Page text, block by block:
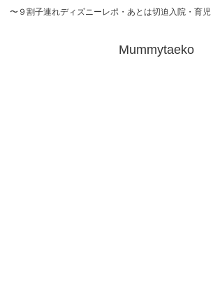
〜９割子連れディズニーレポ・あとは切迫入院・育
Mummytaeko